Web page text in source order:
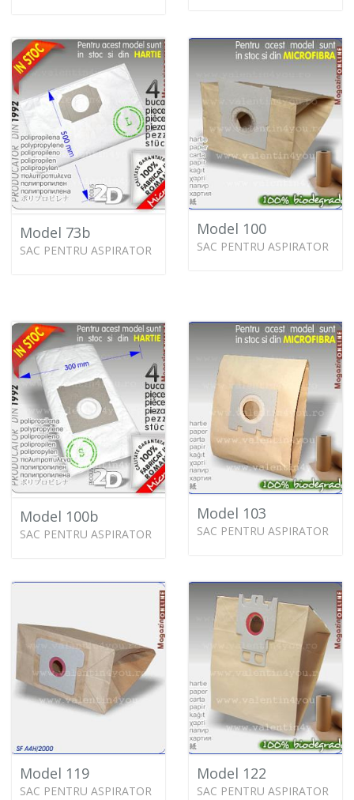
Model 73b
SAC PENTRU ASPIRATOR
Model 100
SAC PENTRU ASPIRATOR
Model 100b
SAC PENTRU ASPIRATOR
Model 103
SAC PENTRU ASPIRATOR
Model 119
SAC PENTRU ASPIRATOR
Model 122
SAC PENTRU ASPIRATOR